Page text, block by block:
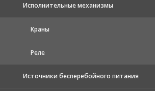
Исполнительные механизмы
Краны
Реле
Источники бесперебойного питания